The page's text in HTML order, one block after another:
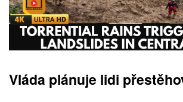
Vláda plánuje lidi